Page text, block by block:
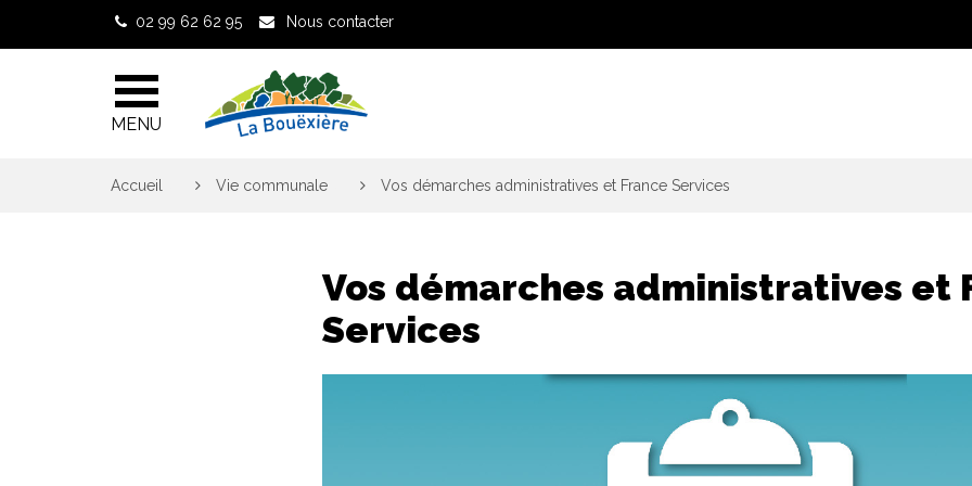
02 99 62 62 95 Nous contacter
MENU
Accueil Vie communale Vos démarches administratives et France Services
Vos démarches administratives et
Services